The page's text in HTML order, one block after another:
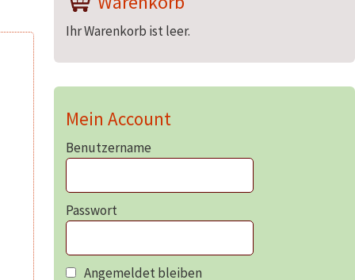
Ihr Warenkorb ist leer.
Mein Account
Benutzername
Passwort
Angemeldet bleiben